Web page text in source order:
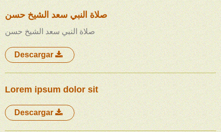
صلاة النبي سعد الشيخ حسن
صلاة النبي سعد الشيخ حسن
Descargar
Lorem ipsum dolor sit
Descargar